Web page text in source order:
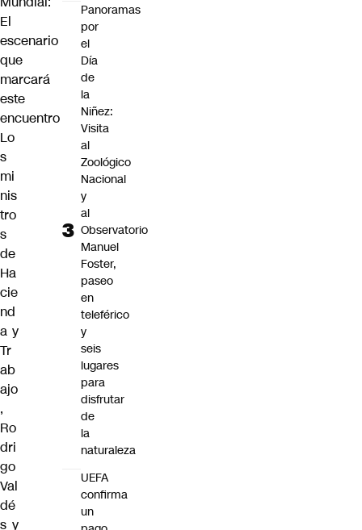
El
escenario
que
marcará
este
encuentro
Lo
s
mi
nis
tro
s
de
Ha
cie
nd
a y
Tr
ab
ajo
,
Ro
dri
go
Val
dé
s y
Panoramas
por
el
Día
de
la
Niñez:
Visita
al
Zoológico
Nacional
y
al
Observatorio
Manuel
Foster,
paseo
en
teleférico
y
seis
lugares
para
disfrutar
de
la
naturaleza
UEFA
confirma
un